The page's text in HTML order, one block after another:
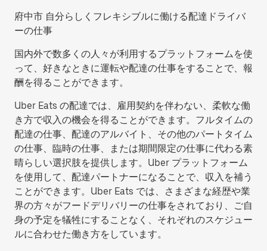
府中市 自分らしくフレキシブルに働ける配達ドライバ
ーの仕事
国内外で数多くの人々が利用するプラットフォームを使
って、好きなときに運転や配達の仕事をすることで、報
酬を得ることができます。
Uber Eats の配達では、雇用契約を伴わない、柔軟な働
き方で収入の機会を得ることができます。フルタイムの
配達の仕事、配達のアルバイト、その他のパートタイム
の仕事、臨時の仕事、または期間限定の仕事に代わる素
晴らしい選択肢を提供します。Uber プラットフォーム
を使用して、配達パートナーになることで、収入を補う
ことができます。Uber Eats では、さまざまな経歴や業
界の方々がフードデリバリーの仕事をされており、ご自
身の予定を犠牲にすることなく、それぞれのスケジュー
ルに合わせた働き方をしています。